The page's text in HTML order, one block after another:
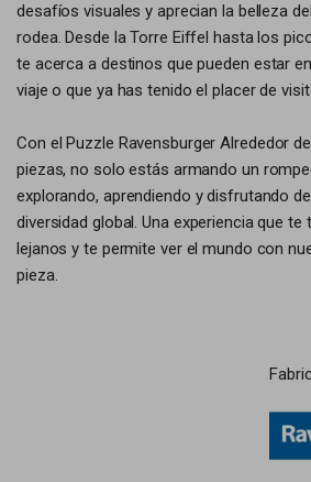
desafíos visuales y aprecian la belleza
rodea. Desde la Torre Eiffel hasta los
te acerca a destinos que pueden estar
viaje o que ya has tenido el placer de
Con el Puzzle Ravensburger Alrededor
piezas, no solo estás armando un
explorando, aprendiendo y disfrutando
diversidad global. Una experiencia que
lejanos y te permite ver el mundo con
pieza.